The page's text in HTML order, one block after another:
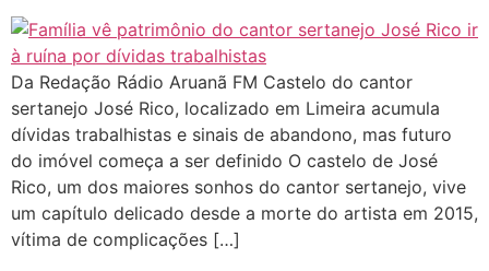
Da Redação Rádio Aruanã FM Castelo do cantor
sertanejo José Rico, localizado em Limeira acumula
dívidas trabalhistas e sinais de abandono, mas futuro
do imóvel começa a ser definido O castelo de José
Rico, um dos maiores sonhos do cantor sertanejo, vive
um capítulo delicado desde a morte do artista em 2015,
vítima de complicações […]